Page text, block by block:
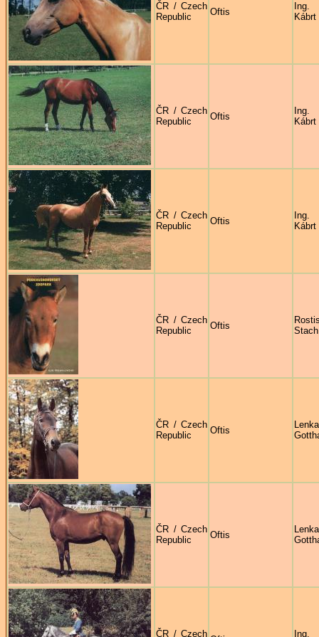
ČR / Czech
Republic
Oftis
Kábrt
ČR / Czech
Republic
Oftis
Kábrt
ČR / Czech
Republic
Oftis
Kábrt
ČR / Czech
Republic
Oftis
Stach
ČR / Czech
Republic
Oftis
Lenka
ČR / Czech
Republic
Oftis
Lenka
ČR / Czech